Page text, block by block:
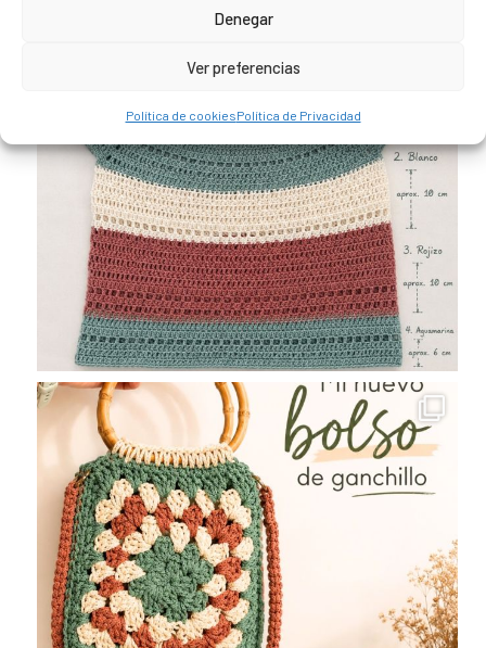
Denegar
Ver preferencias
Política de cookiesPolítica de Privacidad